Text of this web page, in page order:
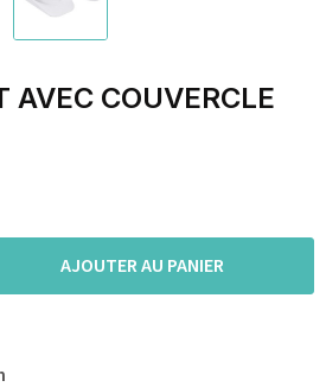
AVEC COUVERCLE
AJOUTER AU PANIER